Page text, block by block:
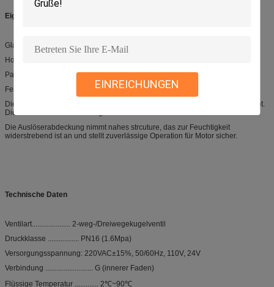
EINREICHUNGEN
Eigenschaften
Glatter Fluss, kein Klotz
Hohe Flusskapazität
Passend für irgendwelche Spezifikationen der Ventilatorkonvektoreinheit.
Fester Abschluss, kein Durchsickern.
Die Energie wird abgeschnitten, wenn das Ventil die AN/AUS-Position erreicht.
Dieses stellt Service des langen Lebens für den Auslöser sicher.
Die Auslöserabdeckung nimmt nahes strcuture, das zur Feuchtigkeit
widerstrebend ist an und stellt zuverlässige Operation für Motor sicher.
Technische Daten
Ventilart..................... 2-weg-/Dreiwegekugelventil
Druckklasse ................. PN16 (1.6Mpa)
Versorgungsspannung: 220VAC±15%, 50/60Hz, 110V, 24V
Verbindung .......................... G (innerer Faden)
Flüssige Temperatur ............. 2℃~90℃